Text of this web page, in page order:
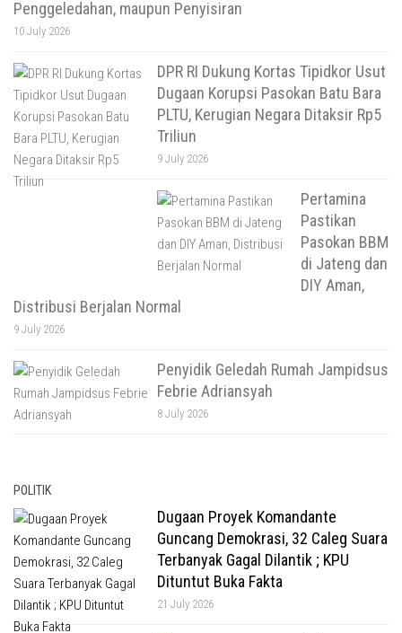
Penggeledahan, maupun Penyisiran
10 July 2026
DPR RI Dukung Kortas Tipidkor Usut
Dugaan Korupsi Pasokan Batu Bara
PLTU, Kerugian Negara Ditaksir Rp5
Triliun
9 July 2026
Pertamina
Pastikan
Pasokan BBM
di Jateng dan
DIY Aman,
Distribusi Berjalan Normal
9 July 2026
Penyidik Geledah Rumah Jampidsus
Febrie Adriansyah
8 July 2026
POLITIK
Dugaan Proyek Komandante
Guncang Demokrasi, 32 Caleg Suara
Terbanyak Gagal Dilantik ; KPU
Dituntut Buka Fakta
21 July 2026